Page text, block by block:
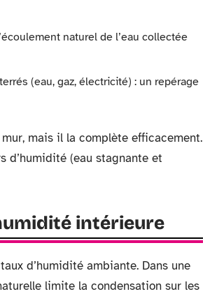
naturel de l’eau collectée
(eau, gaz, électricité) : un repérage
mais il la complète efficacement.
d’humidité (eau stagnante et
intérieure
d’humidité ambiante. Dans une
limite la condensation sur les